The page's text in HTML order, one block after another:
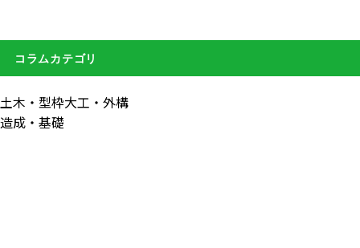
コラムカテゴリ
土木・型枠大工・外構
造成・基礎